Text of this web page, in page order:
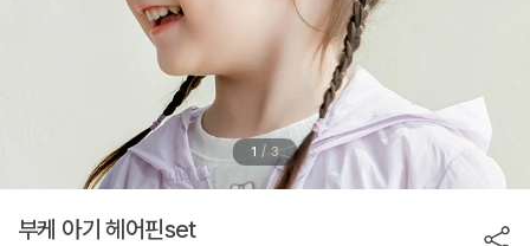
1 / 3
부케 아기 헤어핀set